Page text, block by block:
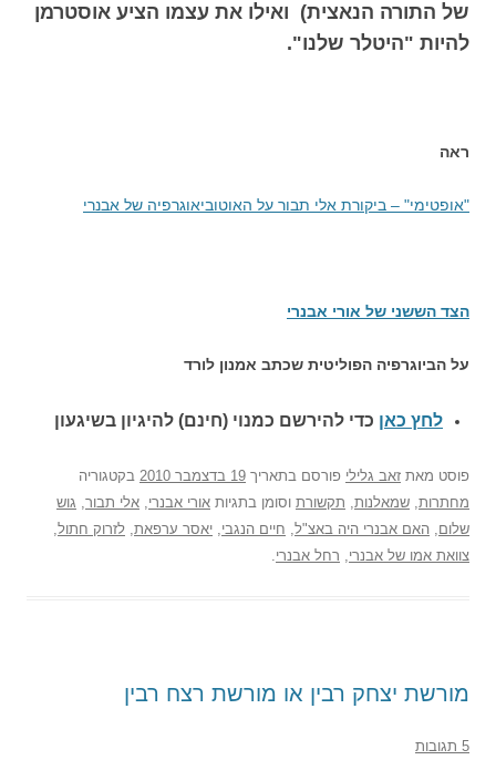
של התורה הנאצית) ואילו את עצמו הציע אוסטרמן
להיות "היטלר שלנו".
ראה
"אופטימי" – ביקורת אלי תבור על האוטוביאוגרפיה של אבנרי
הצד הששני של אורי אבנרי
על הביוגרפיה הפוליטית שכתב אמנון לורד
לחץ כאן כדי להירשם כמנוי (חינם) להיגיון בשיגעון
פוסט מאת זאב גלילי פורסם בתאריך 19 בדצמבר 2010
בקטגוריה
מחתרות, שמאלנות, תקשורת וסומן בתגיות אורי אבנרי, אלי תבור, גוש
שלום, האם אבנרי היה באצ"ל, חיים הנגבי, יאסר ערפאת, לזרוק חתול,
צוואת אמו של אבנרי, רחל אבנרי.
מורשת יצחק רבין או מורשת רצח רבין
5 תגובות